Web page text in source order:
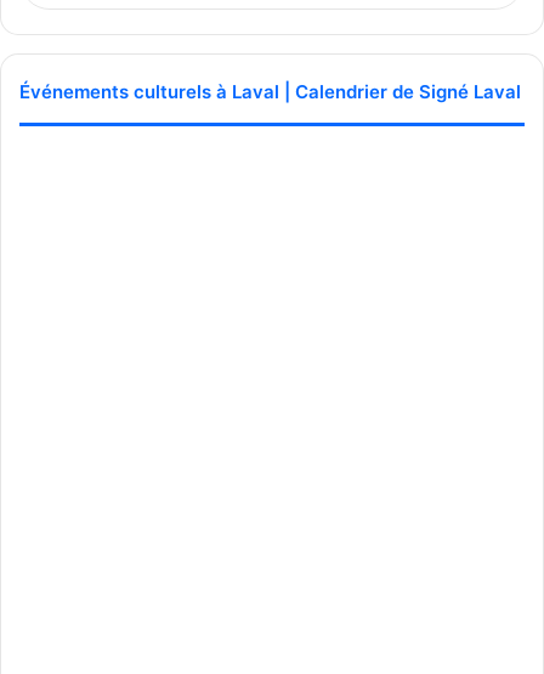
Événements culturels à Laval | Calendrier de Signé Laval